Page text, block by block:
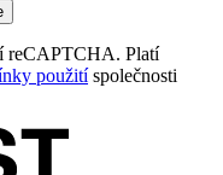
reCAPTCHA. Platí
použitíspolečnosti